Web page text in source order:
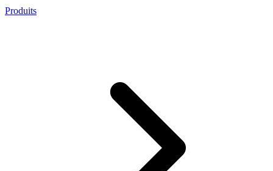
Produits